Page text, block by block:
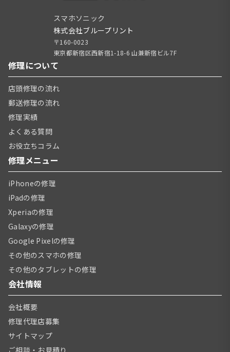
スマホソニック
株式会社ブループリント
〒160-0023
東京都新宿区西新宿1-18-6 山兼新宿ビル7F
修理について
店頭修理の流れ
郵送修理の流れ
修理実績
よくある質問
お役立ちコラム
修理メニュー
iPhoneの修理
iPadの修理
Xperiaの修理
Galaxyの修理
Google Pixelの修理
その他のスマホの修理
その他のタブレットの修理
会社情報
会社概要
修理代理店募集
サイトマップ